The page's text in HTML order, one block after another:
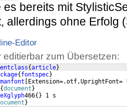
es bereits mit
allerdings ohne Erfolg
Editor
editierbar zum Übersetzen:
{article}
{ fontspec}
{document }
466{ } 1 s
}